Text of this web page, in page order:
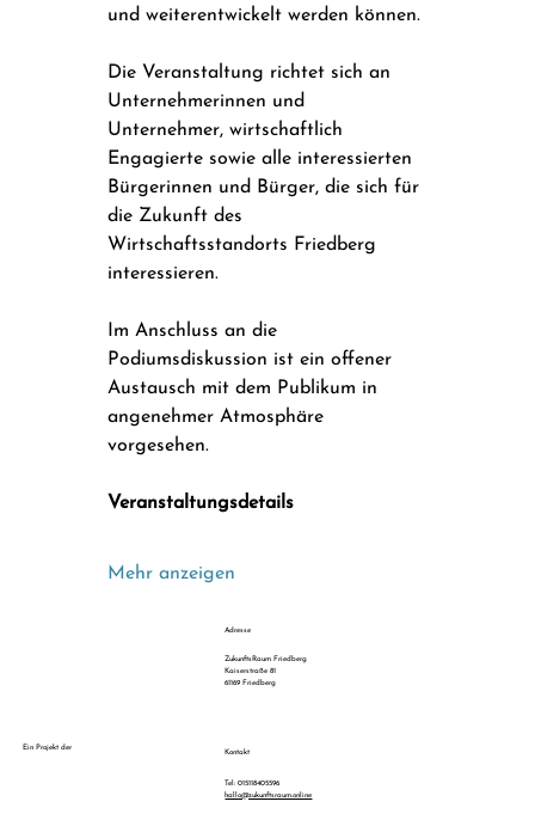
und weiterentwickelt werden können.
Die Veranstaltung richtet sich an
Unternehmerinnen und
Unternehmer, wirtschaftlich
Engagierte sowie alle interessierten
Bürgerinnen und Bürger, die sich für
die Zukunft des
Wirtschaftsstandorts Friedberg
interessieren.
Im Anschluss an die
Podiumsdiskussion ist ein offener
Austausch mit dem Publikum in
angenehmer Atmosphäre
vorgesehen.
Veranstaltungsdetails
Mehr anzeigen
Ein Projekt der
Adresse
ZukunftsRaum Friedberg
Kaiserstraße 81
61169 Friedberg
Kontakt
Tel: 015118405596
hallo@zukunftsraum.online